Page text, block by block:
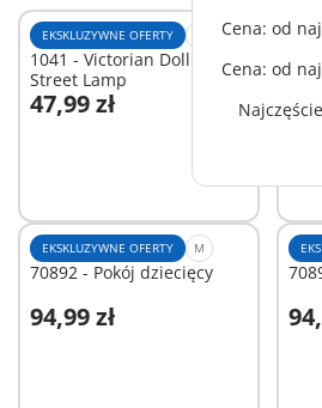
Cena: od
Cena: od
EKSKLUZYWNE OFERTY
1041 - Victorian Dollhouse
Street Lamp
47,99 zł
Dodaj do koszyka
EKSKLUZYWNE OFERTY M
70892 - Pokój dziecięcy
94,99 zł
Dodaj do koszyka